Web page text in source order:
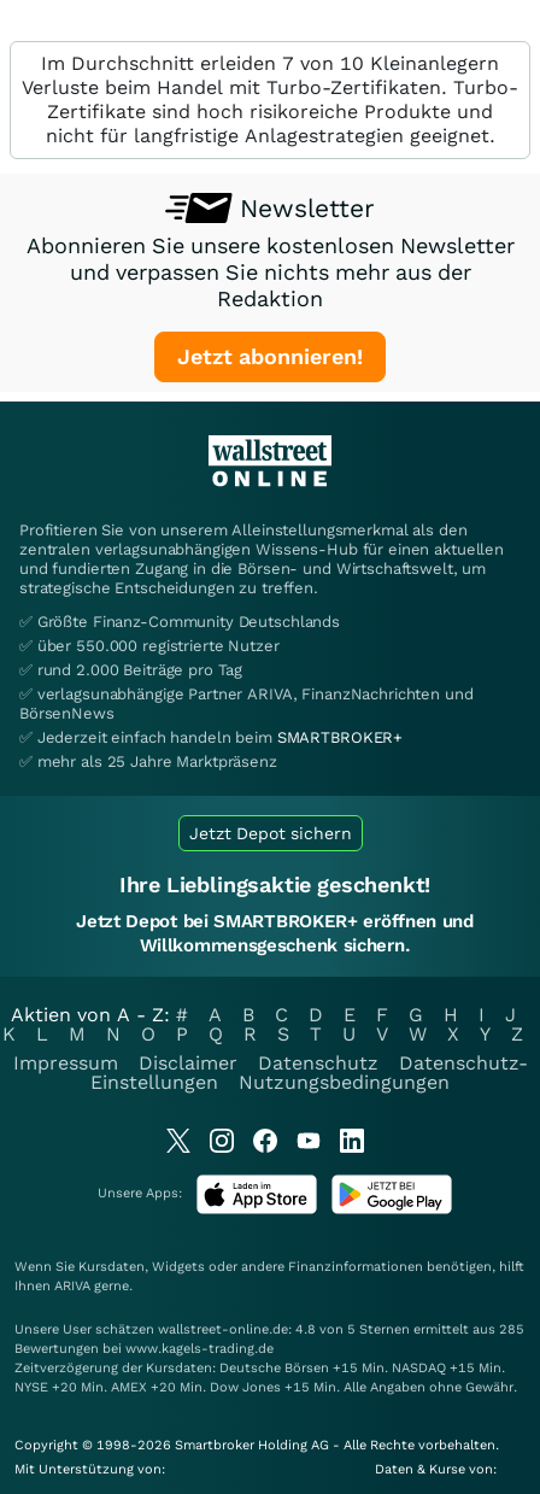
Im Durchschnitt erleiden 7 von 10 Kleinanlegern
Verluste beim Handel mit Turbo-Zertifikaten. Turbo-
Zertifikate sind hoch risikoreiche Produkte und
nicht für langfristige Anlagestrategien geeignet.
Newsletter
Abonnieren Sie unsere kostenlosen Newsletter
und verpassen Sie nichts mehr aus der
Redaktion
Jetzt abonnieren!
Profitieren Sie von unserem Alleinstellungsmerkmal als den
zentralen verlagsunabhängigen Wissens-Hub für einen aktuellen
und fundierten Zugang in die Börsen- und Wirtschaftswelt, um
strategische Entscheidungen zu treffen.
✅ Größte Finanz-Community Deutschlands
✅ über 550.000 registrierte Nutzer
✅ rund 2.000 Beiträge pro Tag
✅ verlagsunabhängige Partner ARIVA, FinanzNachrichten und
BörsenNews
✅ Jederzeit einfach handeln beim SMARTBROKER+
✅ mehr als 25 Jahre Marktpräsenz
Jetzt Depot sichern
Ihre Lieblingsaktie geschenkt!
Jetzt Depot bei SMARTBROKER+ eröffnen und
Willkommensgeschenk sichern.
Aktien von A - Z: # A B C D E F G H I
J
K
L M N O P Q R S T U V W X Y
Z
Impressum
Disclaimer Datenschutz
Datenschutz-
Einstellungen
Nutzungsbedingungen
Unsere Apps:
Wenn Sie Kursdaten, Widgets oder andere Finanzinformationen benötigen, hilft
Ihnen ARIVA gerne.
Unsere User schätzen wallstreet-online.de: 4.8 von 5 Sternen ermittelt aus 285
Bewertungen bei www.kagels-trading.de
Zeitverzögerung der Kursdaten: Deutsche Börsen +15 Min. NASDAQ +15 Min.
NYSE +20 Min. AMEX +20 Min. Dow Jones +15 Min. Alle Angaben ohne Gewähr.
Copyright © 1998-2026 Smartbroker Holding AG - Alle Rechte vorbehalten.
Mit Unterstützung von:
Daten & Kurse von: